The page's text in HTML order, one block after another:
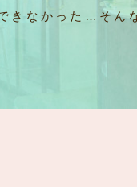
きなかった…そん